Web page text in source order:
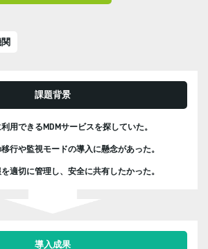
課題背景
用できるMDMサービスを探していた。
行や監視モードの導入に懸念があった。
適切に管理し、安全に共有したかった。
導入成果